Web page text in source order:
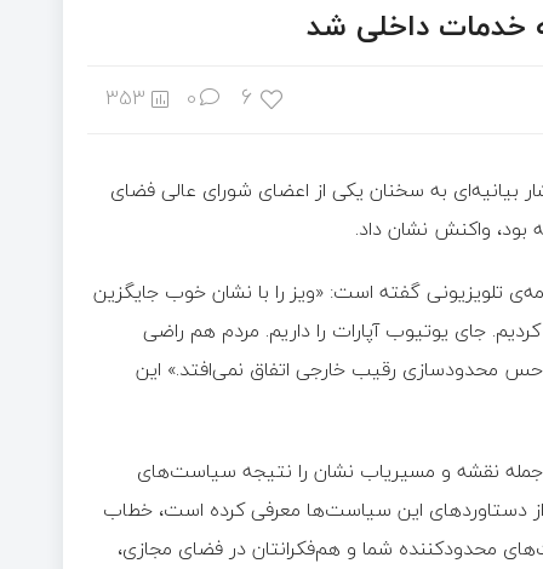
خدمات داخلی شد
6
0
353
بیانیه‌ای به سخنان یکی از اعضای شورای عالی فضای
بود، واکنش نشان داد.
تلویزیونی گفته است: «ویز را با نشان خوب جایگزین
جای یوتیوب آپارات را داریم. مردم هم راضی
محدودسازی رقیب خارجی اتفاق نمی‌افتد.» این
از جمله نقشه و مسیریاب نشان را نتیجه سیاست‌های
دستاوردهای این سیاست‌ها معرفی کرده است، خطاب
محدودکننده شما و هم‌فکرانتان در فضای مجازی،